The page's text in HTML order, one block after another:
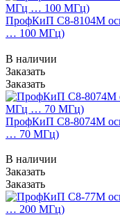
ПрофКиП С8-8104М
… 100 МГц)
В наличии
Заказать
Заказать
ПрофКиП С8-8074М
… 70 МГц)
В наличии
Заказать
Заказать